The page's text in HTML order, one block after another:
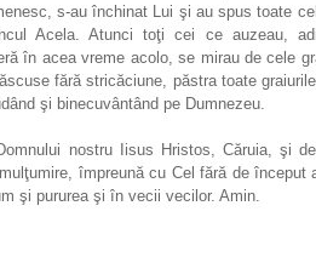
s-au închinat Lui şi au spus toate
Acela. Atunci toţi cei ce auzeau,
în acea vreme acolo, se mirau de cele
fără stricăciune, păstra toate
şi binecuvântând pe Dumnezeu.
nostru Iisus Hristos, Căruia, şi
împreună cu Cel fără de început
şi pururea şi în vecii vecilor. Amin.